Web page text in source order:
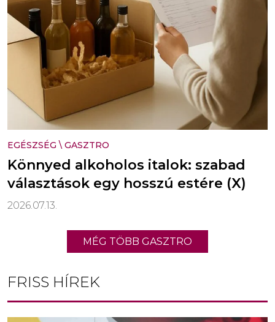
EGÉSZSÉG \ GASZTRO
Könnyed alkoholos italok: szabad
választások egy hosszú estére (X)
2026.07.13.
MÉG TÖBB GASZTRO
FRISS HÍREK